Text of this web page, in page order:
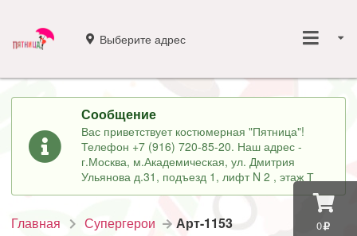
0
Выберите адрес
Сообщение
Вас приветствует костюмерная "Пятница"!
Телефон +7 (916) 720-85-20. Наш адрес -
г.Москва, м.Академическая, ул. Дмитрия
Ульянова д.31, подъезд 1, лифт N 2 , этаж Т
Главная Супергерои Арт-1153